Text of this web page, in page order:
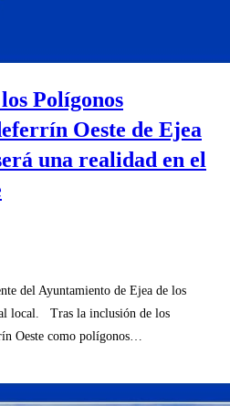
Polígonos
Oeste de Ejea
una realidad en el
del Ayuntamiento de Ejea de los
local. Tras la inclusión de los
Oeste como polígonos…